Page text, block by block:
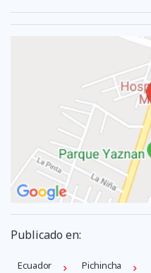
Publicado en:
Ecuador Pichincha